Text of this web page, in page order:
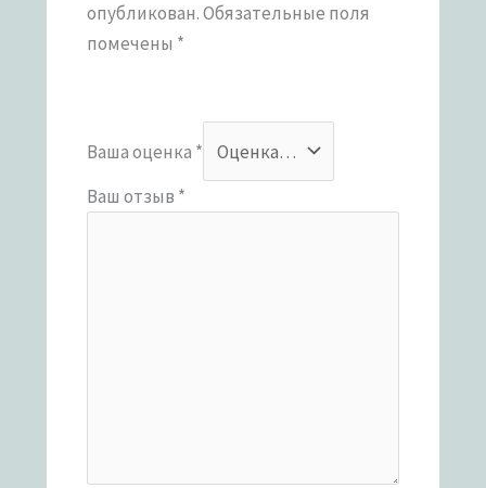
опубликован.Обязательные поля
помечены *
Ваша оценка *
Ваш отзыв *